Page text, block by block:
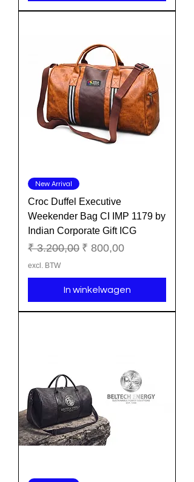
New Arrival
Croc Duffel Executive
Weekender Bag CI IMP 1179 by
Indian Corporate Gift ICG
Normale prijs
₹ 3.200,00 Verkoopprijs
₹ 800,00
excl. BTW
In winkelwagen